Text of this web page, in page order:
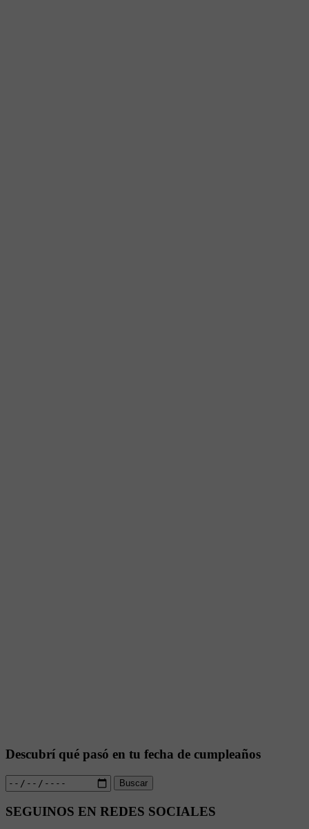
Descubrí qué pasó en tu fecha de cumpleaños
Buscar
SEGUINOS EN REDES SOCIALES